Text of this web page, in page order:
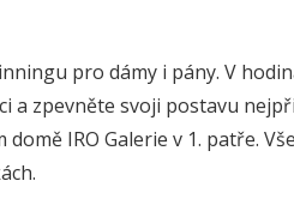
pro dámy i pány. V
a zpevněte svoji postavu
domě IRO Galerie v 1. patře.